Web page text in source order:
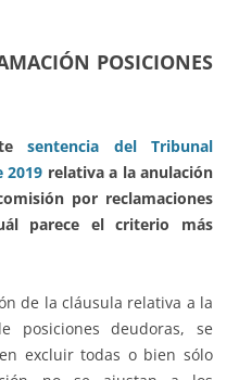
POSICIONES
sentencia del Tribunal
2019 relativa a la anulación
por reclamaciones
parece el criterio más
la cláusula relativa a la
posiciones deudoras, se
excluir todas o bien sólo